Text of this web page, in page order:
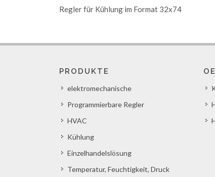
Regler für Kühlung im Format 32x74
PRODUKTE
elektromechanische
Programmierbare Regler
HVAC
Kühlung
Einzelhandelslösung
Temperatur, Feuchtigkeit, Druck